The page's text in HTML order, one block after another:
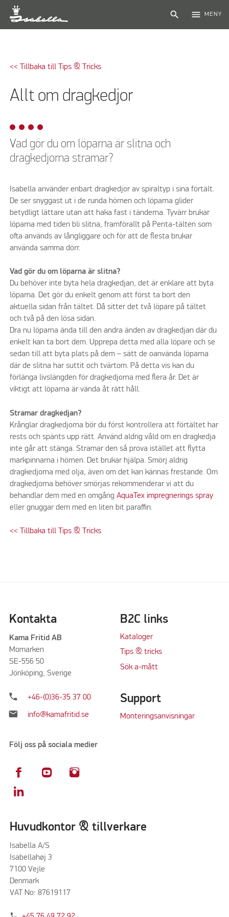
search menu MENY
<< Tillbaka till Tips & Tricks
Allt om dragkedjor
Vad gör du om löparna är slitna och
dragkedjorna stramar?
Isabella använder enbart dragkedjor av spiraltyp i sina förtält.
De ser snyggast ut i de runda hörnen och löparna glider
betydligt lättare utan att haka fast i tänderna. Tyvärr brukar
löparna med tiden bli slitna, framförallt på Penta-tälten som
ofta används av långliggare och för att de flesta brukar
använda samma dörr.
Vad gör du om löparna är slitna?
Du behöver inte byta hela dragkedjan, det är enklare att byta
löparna. Det gör du enkelt genom att först ta bort den
aktuella sidan från tältet. Då sitter det två löpare på tältet
och två på den lösa sidan.
Dra nu löparna ända till den andra änden av dragkedjan där du
enkelt kan ta bort dem. Upprepa detta med alla löpare och se
sedan till att byta plats på dem – sätt de oanvända löparna
där de slitna har suttit och tvärtom. På detta vis kan du
förlänga livslängden för dragkedjorna med flera år. Det är
viktigt att löparna är vända åt rätt håll.
Stramar dragkedjan?
Krånglar dragkedjorna bör du först kontrollera att förtältet har
rests och spänts upp rätt. Använd aldrig våld om en dragkedja
inte går att stänga. Stramar den så prova istället att flytta
markpinnarna i hörnen. Det brukar hjälpa. Smörj aldrig
dragkedjorna med olja, även om det kan kännas frestande. Om
dragkedjorna behöver smörjas rekommenderar vi att du
behandlar dem med en omgångAquaTex impregnerings spray
eller gnuggar dem med en liten bit paraffin.
<< Tillbaka till Tips & Tricks
Kontakta
Kama Fritid AB
Momarken
SE-556 50
Jönköping, Sverige
phone +46-(0)36-35 37 00
mail info@kamafritid.se
Följ oss på sociala medier
B2C links
Kataloger
Tips & tricks
Sök a-mått
Support
Monteringsanvisningar
Huvudkontor & tillverkare
Isabella A/S
Isabellahøj 3
7100 Vejle
Denmark
VAT No: 87619117